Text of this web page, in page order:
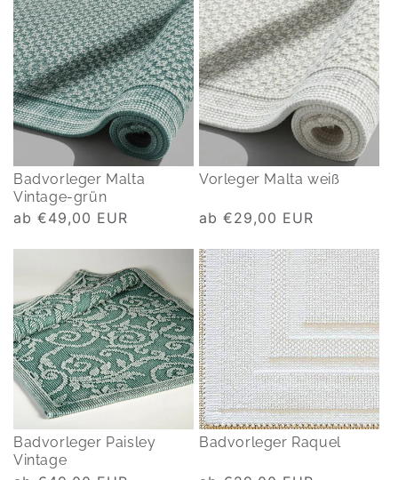
Badvorleger Malta
Vintage-grün
Normaler
ab €49,00 EUR
Vorleger Malta weiß
Normaler
ab €29,00 EUR
Badvorleger Paisley
Vintage
Badvorleger Raquel